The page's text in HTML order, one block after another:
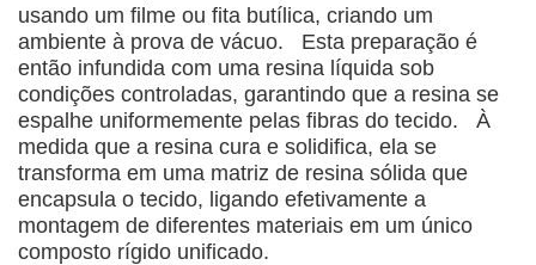
usando um filme ou fita butílica, criando um
ambiente à prova de vácuo. Esta preparação é
então infundida com uma resina líquida sob
condições controladas, garantindo que a resina se
espalhe uniformemente pelas fibras do tecido. À
medida que a resina cura e solidifica, ela se
transforma em uma matriz de resina sólida que
encapsula o tecido, ligando efetivamente a
montagem de diferentes materiais em um único
composto rígido unificado.